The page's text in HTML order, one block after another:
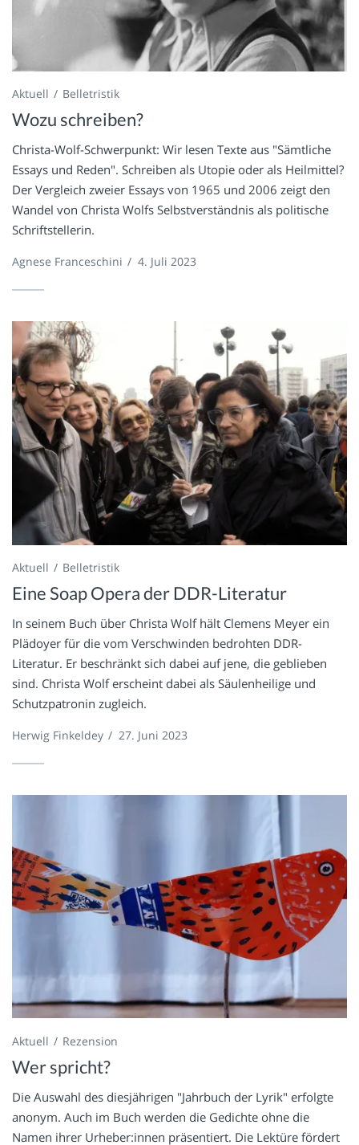
Aktuell Belletristik
Wozu schreiben?
Christa-Wolf-Schwerpunkt: Wir lesen Texte aus "Sämtliche
Essays und Reden". Schreiben als Utopie oder als Heilmittel?
Der Vergleich zweier Essays von 1965 und 2006 zeigt den
Wandel von Christa Wolfs Selbstverständnis als politische
Schriftstellerin.
Agnese Franceschini / 4. Juli 2023
Aktuell Belletristik
Eine Soap Opera der DDR-Literatur
In seinem Buch über Christa Wolf hält Clemens Meyer ein
Plädoyer für die vom Verschwinden bedrohten DDR-
Literatur. Er beschränkt sich dabei auf jene, die geblieben
sind. Christa Wolf erscheint dabei als Säulenheilige und
Schutzpatronin zugleich.
Herwig Finkeldey / 27. Juni 2023
Aktuell Rezension
Wer spricht?
Die Auswahl des diesjährigen "Jahrbuch der Lyrik" erfolgte
anonym. Auch im Buch werden die Gedichte ohne die
Namen ihrer Urheber:innen präsentiert. Die Lektüre fördert